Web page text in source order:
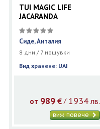
TUI MAGIC LIFE
JACARANDA
Сиде, Анталия
8 дни / 7 нощувки
Вид хранене: UAI
от 989 €/ 1934 лв.
виж повече